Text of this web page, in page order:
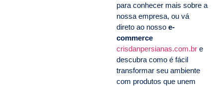
para conhecer mais sobre a
nossa empresa, ou vá
direto ao nosso e-
commerce
crisdanpersianas.com.br e
descubra como é fácil
transformar seu ambiente
com produtos que unem